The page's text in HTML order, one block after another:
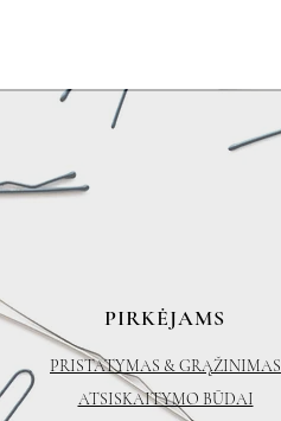
PIRKĖJAMS
PRISTATYMAS & GRĄŽINIMAS
ATSISKAITYMO BŪDAI